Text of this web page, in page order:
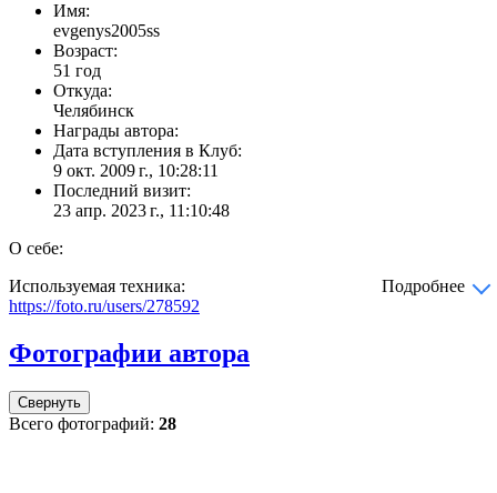
Имя:
evgenys2005ss
Возраст:
51 год
Откуда:
Челябинск
Награды автора:
Дата вступления в Клуб:
9 окт. 2009 г., 10:28:11
Последний визит:
23 апр. 2023 г., 11:10:48
О себе:
Используемая техника:
Подробнее
https://foto.ru/users/278592
Фотографии автора
Свернуть
Всего фотографий: 28